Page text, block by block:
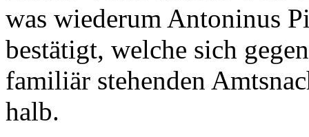
was wiederum Antoninus
bestätigt, welche sich
familiär stehenden
halb.